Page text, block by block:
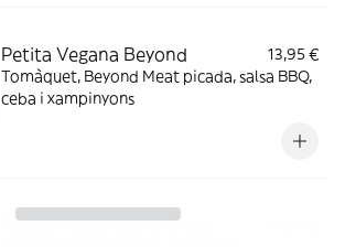
Petita Vegana Beyond
13,95 €
Tomàquet, Beyond Meat picada, salsa BBQ,
ceba i xampinyons
Petita Verdures a la Brasa